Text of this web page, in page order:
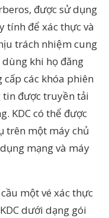
được sử dụng
tính để xác thực và
trách nhiệm cung
dùng khi họ đăng
cấp các khóa phiên
tin được truyền tải
KDC có thể được
trên một máy chủ
mạng và máy
một vé xác thực
dưới dạng gói